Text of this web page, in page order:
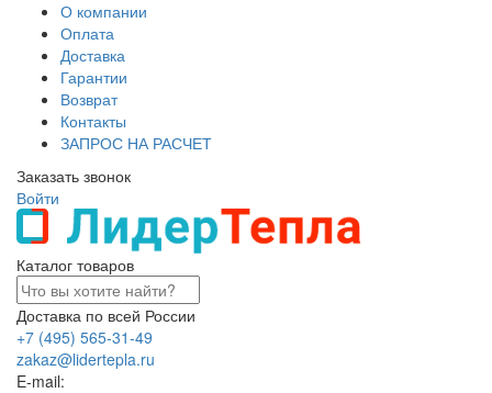
О компании
Оплата
Доставка
Гарантии
Возврат
Контакты
ЗАПРОС НА РАСЧЕТ
Заказать звонок
Войти
Каталог товаров
Доставка по всей России
+7 (495) 565-31-49
zakaz@lidertepla.ru
E-mail: